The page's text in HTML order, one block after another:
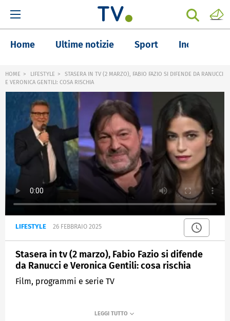
Home Ultime notizie Sport Inchieste
HOME LIFESTYLE
STASERA IN TV (2 MARZO), FABIO FAZIO SI DIFENDE DA RANUCCI
E VERONICA GENTILI: COSA RISCHIA
LIFESTYLE 26 FEBBRAIO 2025
Stasera in tv (2 marzo), Fabio Fazio si difende
da Ranucci e Veronica Gentili: cosa rischia
Film, programmi e serie TV